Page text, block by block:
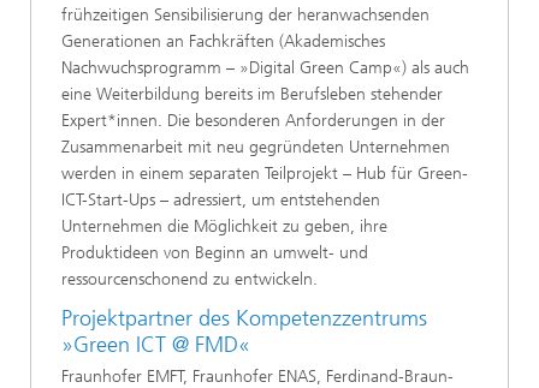
frühzeitigen Sensibilisierung der heranwachsenden
Generationen an Fachkräften (Akademisches
Nachwuchsprogramm – »Digital Green Camp«) als auch
eine Weiterbildung bereits im Berufsleben stehender
Expert*innen. Die besonderen Anforderungen in der
Zusammenarbeit mit neu gegründeten Unternehmen
werden in einem separaten Teilprojekt – Hub für Green-
ICT-Start-Ups – adressiert, um entstehenden
Unternehmen die Möglichkeit zu geben, ihre
Produktideen von Beginn an umwelt- und
ressourcenschonend zu entwickeln.
Projektpartner des Kompetenzzentrums
»Green ICT @ FMD«
Fraunhofer EMFT, Fraunhofer ENAS, Ferdinand-Braun-